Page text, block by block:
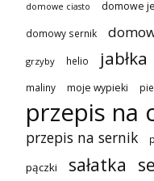
domowe ciasto domowe
domowy sernik
grzyby helio jabłka
maliny moje wypieki
przepis na
przepis na sernik
pączki sałatka